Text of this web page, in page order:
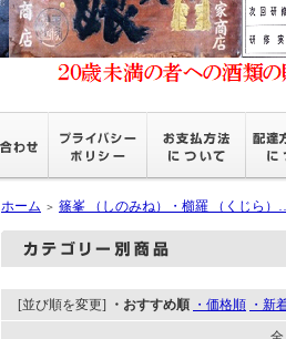
ホーム ＞ 篠峯 （しのみね）・櫛羅 （くじら
[並び順を変更] ・おすすめ順 ・価格順 ・新